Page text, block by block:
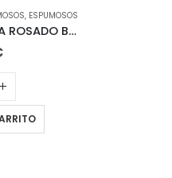
, ESPUMOSOS
FERNÁNDEZ DE PIÉROLA ROSADO BRUT NATURE